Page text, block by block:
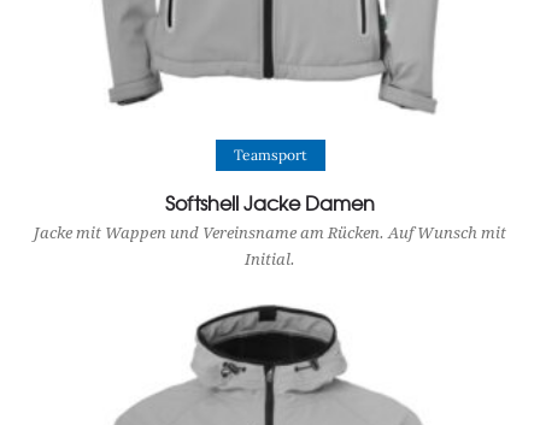
View Product
Teamsport
Softshell Jacke Damen
Jacke mit Wappen und Vereinsname am Rücken. Auf Wunsch mit
Initial.